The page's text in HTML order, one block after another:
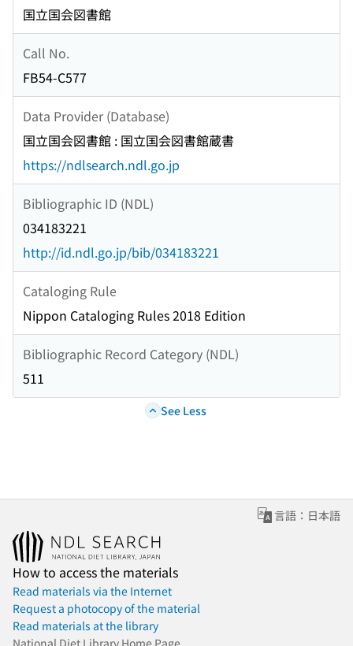
国立国会図書館
Call No.
FB54-C577
Data Provider (Database)
国立国会図書館 : 国立国会図書館蔵書
https://ndlsearch.ndl.go.jp
Bibliographic ID (NDL)
034183221
http://id.ndl.go.jp/bib/034183221
Cataloging Rule
Nippon Cataloging Rules 2018 Edition
Bibliographic Record Category (NDL)
511
See Less
言語：日本語
How to access the materials
Read materials via the Internet
Request a photocopy of the material
Read materials at the library